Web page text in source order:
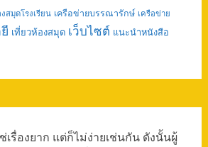
สมุดโรงเรียน เครือข่ายบรรณารักษ์ เครือข่าย
เที่ยวห้องสมุด เว็บไซต์ แนะนำหนังสือ
เรื่องยาก แต่ก็ไม่ง่ายเช่นกัน ดังนั้นผู้